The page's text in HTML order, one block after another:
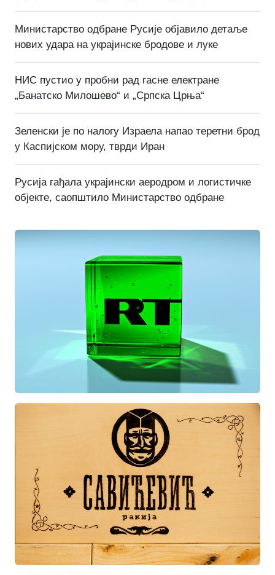
Министарство одбране Русије објавило детаље
нових удара на украјинске бродове и луке
НИС пустио у пробни рад гасне електране
„Банатско Милошево“ и „Српска Црња“
Зеленски је по налогу Израела напао теретни брод
у Каспијском мору, тврди Иран
Русија гађала украјински аеродром и логистичке
објекте, саопштило Министарство одбране